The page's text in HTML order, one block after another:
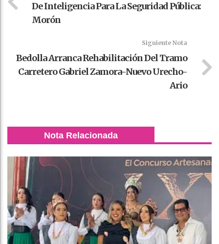
De Inteligencia Para La Seguridad Pública:
Morón
Siguiente Nota
Bedolla Arranca Rehabilitación Del Tramo
Carretero Gabriel Zamora-Nuevo Urecho-
Ario
Nota Relacionada